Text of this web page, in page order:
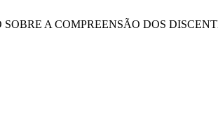
SOBRE A COMPREENSÃO DOS